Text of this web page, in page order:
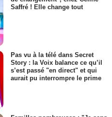
Saffré ! Elle change tout
Pas vu à la télé dans Secret
Story : la Voix balance ce qu’il
s’est passé "en direct" et qui
aurait pu interrompre le prime